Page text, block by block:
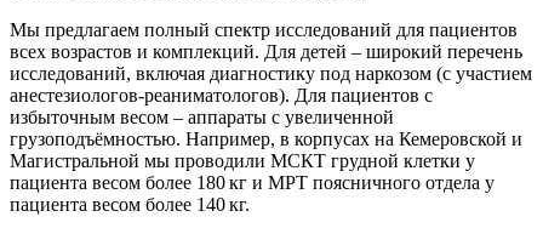
Мы предлагаем полный спектр исследований для пациентов
всех возрастов и комплекций. Для детей – широкий перечень
исследований, включая диагностику под наркозом (с участием
анестезиологов-реаниматологов). Для пациентов с
избыточным весом – аппараты с увеличенной
грузоподъёмностью. Например, в корпусах на Кемеровской и
Магистральной мы проводили МСКТ грудной клетки у
пациента весом более 180 кг и МРТ поясничного отдела у
пациента весом более 140 кг.